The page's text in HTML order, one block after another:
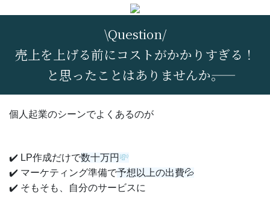
\Question/
売上を上げる前にコストがかかりすぎる！
と思ったことはありませんか――。
個人起業のシーンでよくあるのが
✔️ LP作成だけで数十万円 💸
✔️ マーケティング準備で予想以上の出費💦
✔️ そもそも、自分のサービスに